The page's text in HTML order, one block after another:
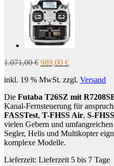
1.071,00€ Ursprünglicher
war:
989,00 €Aktueller
ist:
inkl. 19 % MwSt. zzgl. Versand
Die Futaba T26SZ mit
Kanal-Fernsteuerung für
FASSTest, T-FHSS Air, S-FHSS
vielen Gebern und
Segler, Helis und Multikopter
komplexe Modelle.
Lieferzeit: Lieferzeit 5 bis 7 Tage